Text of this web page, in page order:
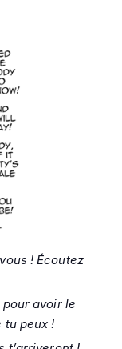
! Écoutez
pour avoir le
tu peux !